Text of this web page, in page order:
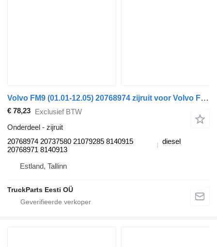
Volvo FM9 (01.01-12.05) 20768974 zijruit voor Volvo FM7-FM12, FM, FMX (1998-2014) trekker
€ 78,23 Exclusief BTW
Onderdeel - zijruit
20768974 20737580 21079285 8140915
20768971 8140913
diesel
Estland, Tallinn
TruckParts Eesti OÜ